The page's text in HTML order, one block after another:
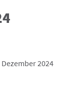
2024